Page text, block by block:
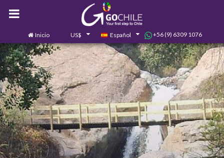
Inicio US$ Español +56 (9) 6309 1076
Contáctanos 0